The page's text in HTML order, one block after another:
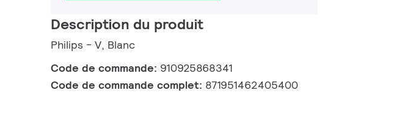
Description du produit
Philips - V, Blanc
Code de commande: 910925868341
Code de commande complet: 871951462405400